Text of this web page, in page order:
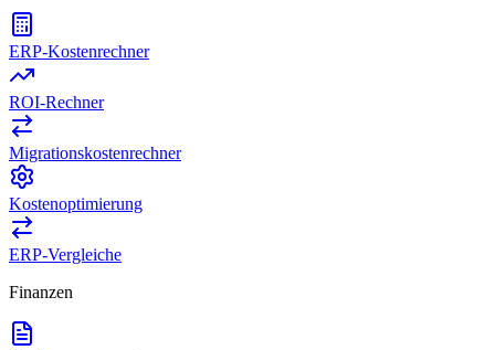
ERP-Kostenrechner
ROI-Rechner
Migrationskostenrechner
Kostenoptimierung
ERP-Vergleiche
Finanzen